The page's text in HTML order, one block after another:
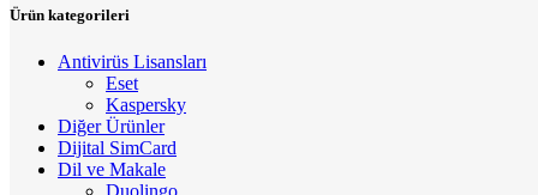
Ürün kategorileri
Antivirüs Lisansları
Eset
Kaspersky
Diğer Ürünler
Dijital SimCard
Dil ve Makale
Duolingo